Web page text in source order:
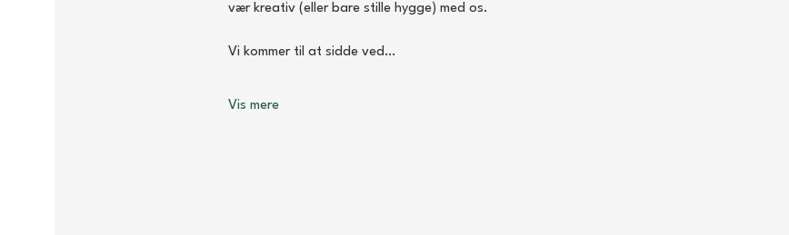
vær kreativ (eller bare stille hygge) med os.
Vi kommer til at sidde ved…
Vis mere